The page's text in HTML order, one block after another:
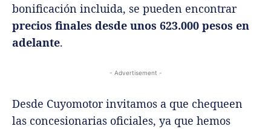
bonificación incluida, se pueden encontrar
precios finales desde unos 623.000 pesos en
adelante.
- Advertisement -
Desde Cuyomotor invitamos a que chequeen
las concesionarias oficiales, ya que hemos